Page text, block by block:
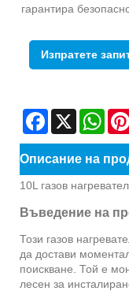
гарантира
Изпратете
Facebook
X
Описание на
10L газов
Въведение на
Този газов
да достави
поискване. Той е
лесен за